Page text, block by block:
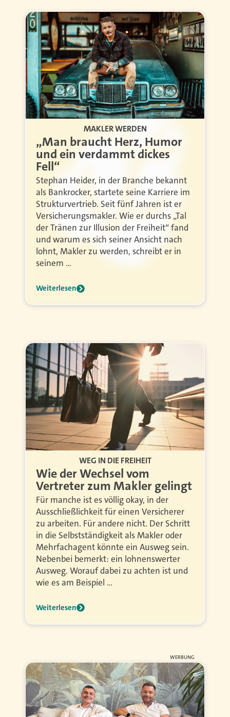
MAKLER WERDEN
„Man braucht Herz, Humor
und ein verdammt dickes
Fell“
Stephan Heider, in der Branche bekannt
als Bankrocker, startete seine Karriere im
Strukturvertrieb. Seit fünf Jahren ist er
Versicherungsmakler. Wie er durchs „Tal
der Tränen zur Illusion der Freiheit“ fand
und warum es sich seiner Ansicht nach
lohnt, Makler zu werden, schreibt er in
seinem …
Weiterlesen
WEG IN DIE FREIHEIT
Wie der Wechsel vom
Vertreter zum Makler gelingt
Für manche ist es völlig okay, in der
Ausschließlichkeit für einen Versicherer
zu arbeiten. Für andere nicht. Der Schritt
in die Selbstständigkeit als Makler oder
Mehrfachagent könnte ein Ausweg sein.
Nebenbei bemerkt: ein lohnenswerter
Ausweg. Worauf dabei zu achten ist und
wie es am Beispiel …
Weiterlesen
WERBUNG